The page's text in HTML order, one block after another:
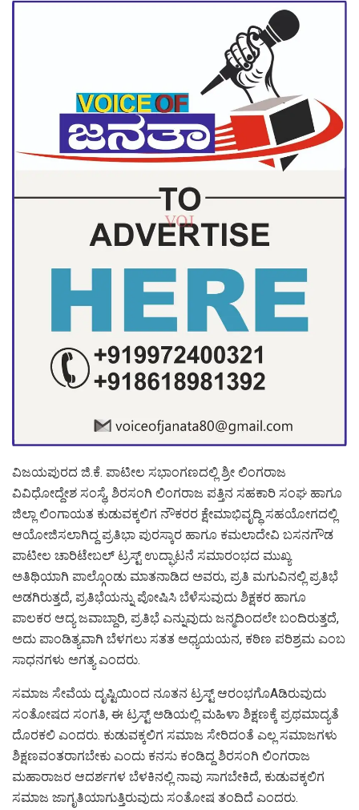
ವಿಜಯಪುರದ ಜಿ.ಕೆ. ಪಾಟೀಲ ಸಭಾಂಗಣದಲ್ಲಿ ಶ್ರೀ ಲಿಂಗರಾಜ
ವಿವಿಧೋದ್ದೇಶ ಸಂಸ್ಥೆ, ಶಿರಸಂಗಿ ಲಿಂಗರಾಜ ಪತ್ತಿನ ಸಹಕಾರಿ ಸಂಘ ಹಾಗೂ
ಜಿಲ್ಲಾ ಲಿಂಗಾಯತ ಕುಡುವಕ್ಕಲಿಗ ನೌಕರರ ಕ್ಷೇಮಾಭಿವೃದ್ಧಿ ಸಹಯೋಗದಲ್ಲಿ
ಆಯೋಜಿಸಲಾಗಿದ್ದ ಪ್ರತಿಭಾ ಪುರಸ್ಕಾರ ಹಾಗೂ ಕಮಲಾದೇವಿ ಬಸನಗೌಡ
ಪಾಟೀಲ ಚಾರಿಟೇಬಲ್ ಟ್ರಸ್ಟ್ ಉದ್ಘಾಟನೆ ಸಮಾರಂಭದ ಮುಖ್ಯ
ಅತಿಥಿಯಾಗಿ ಪಾಲ್ಗೊಂಡು ಮಾತನಾಡಿದ ಅವರು, ಪ್ರತಿ ಮಗುವಿನಲ್ಲಿ ಪ್ರತಿಭೆ
ಅಡಗಿರುತ್ತದೆ, ಪ್ರತಿಭೆಯನ್ನು ಪೋಷಿಸಿ ಬೆಳೆಸುವುದು ಶಿಕ್ಷಕರ ಹಾಗೂ
ಪಾಲಕರ ಆದ್ಯ ಜವಾಬ್ದಾರಿ, ಪ್ರತಿಭೆ ಎನ್ನುವುದು ಜನ್ಮದಿಂದಲೇ ಬಂದಿರುತ್ತದೆ,
ಅದು ಪಾಂಡಿತ್ಯವಾಗಿ ಬೆಳಗಲು ಸತತ ಅಧ್ಯಯಯನ, ಕಠಿಣ ಪರಿಶ್ರಮ ಎಂಬ
ಸಾಧನಗಳು ಅಗತ್ಯ ಎಂದರು.
ಸಮಾಜ ಸೇವೆಯ ದೃಷ್ಟಿಯಿಂದ ನೂತನ ಟ್ರಸ್ಟ್ ಆರಂಭಗೊAಡಿರುವುದು
ಸಂತೋಷದ ಸಂಗತಿ, ಈ ಟ್ರಸ್ಟ್ ಅಡಿಯಲ್ಲಿ ಮಹಿಳಾ ಶಿಕ್ಷಣಕ್ಕೆ ಪ್ರಥಮಾದ್ಯತೆ
ದೊರಕಲಿ ಎಂದರು. ಕುಡುವಕ್ಕಲಿಗ ಸಮಾಜ ಸೇರಿದಂತೆ ಎಲ್ಲ ಸಮಾಜಗಳು
ಶಿಕ್ಷಣವಂತರಾಗಬೇಕು ಎಂದು ಕನಸು ಕಂಡಿದ್ದ ಶಿರಸಂಗಿ ಲಿಂಗರಾಜ
ಮಹಾರಾಜರ ಆದರ್ಶಗಳ ಬೆಳಕಿನಲ್ಲಿ ನಾವು ಸಾಗಬೇಕಿದೆ, ಕುಡುವಕ್ಕಲಿಗ
ಸಮಾಜ ಜಾಗೃತಿಯಾಗುತ್ತಿರುವುದು ಸಂತೋಷ ತಂದಿದೆ ಎಂದರು.